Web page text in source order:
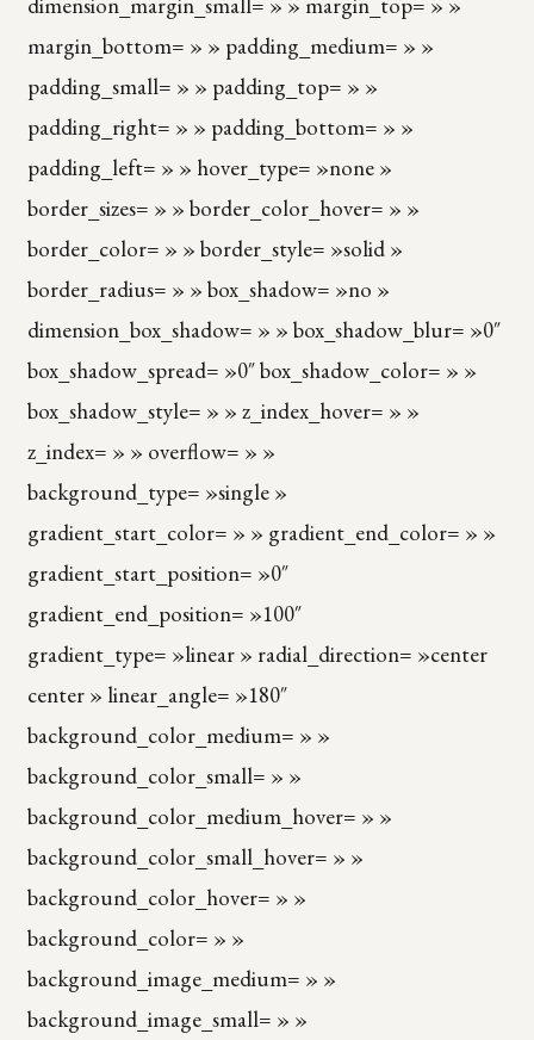
margin_bottom= » » padding_medium= » »
padding_small= » » padding_top= » »
padding_right= » » padding_bottom= » »
padding_left= » » hover_type= »none »
border_sizes= » » border_color_hover= » »
border_color= » » border_style= »solid »
border_radius= » » box_shadow= »no »
dimension_box_shadow= » » box_shadow_blur= »0″
box_shadow_spread= »0″ box_shadow_color= » »
box_shadow_style= » » z_index_hover= » »
z_index= » » overflow= » »
background_type= »single »
gradient_start_color= » » gradient_end_color= » »
gradient_start_position= »0″
gradient_end_position= »100″
gradient_type= »linear » radial_direction= »center
center » linear_angle= »180″
background_color_medium= » »
background_color_small= » »
background_color_medium_hover= » »
background_color_small_hover= » »
background_color_hover= » »
background_color= » »
background_image_medium= » »
background_image_small= » »